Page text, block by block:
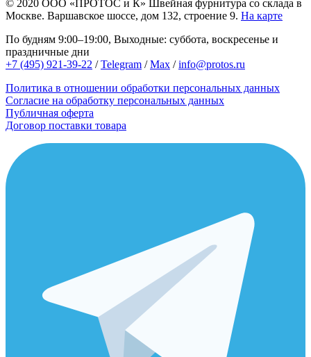
© 2020 ООО «ПРОТОС и К» Швейная фурнитура со склада в
Москве. Варшавское шоссе, дом 132, строение 9. На карте
По будням 9:00–19:00, Выходные: суббота, воскресенье и
праздничные дни
+7 (495) 921-39-22 /Telegram /Max /info@protos.ru
Политика в отношении обработки персональных данных
Согласие на обработку персональных данных
Публичная оферта
Договор поставки товара